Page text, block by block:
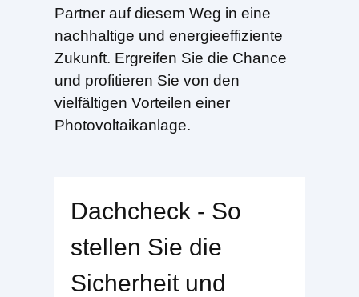
Partner auf diesem Weg in eine
nachhaltige und energieeffiziente
Zukunft. Ergreifen Sie die Chance
und profitieren Sie von den
vielfältigen Vorteilen einer
Photovoltaikanlage.
Dachcheck - So
stellen Sie die
Sicherheit und